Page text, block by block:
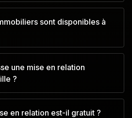
sont disponibles à
une mise en relation
?
en relation est-il gratuit ?